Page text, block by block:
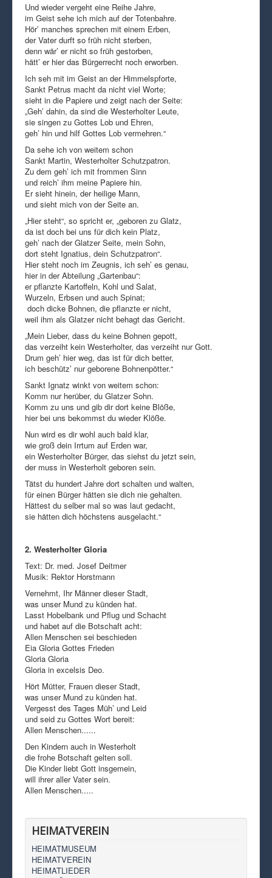
Und wieder vergeht eine Reihe Jahre,
im Geist sehe ich mich auf der Totenbahre.
Hör’ manches sprechen mit einem Erben,
der Vater durft so früh nicht sterben,
denn wär’ er nicht so früh gestorben,
hätt’ er hier das Bürgerrecht noch erworben.
Ich seh mit im Geist an der Himmelspforte,
Sankt Petrus macht da nicht viel Worte;
sieht in die Papiere und zeigt nach der Seite:
„Geh’ dahin, da sind die Westerholter Leute,
sie singen zu Gottes Lob und Ehren,
geh’ hin und hilf Gottes Lob vermehren.“
Da sehe ich von weitem schon
Sankt Martin, Westerholter Schutzpatron.
Zu dem geh’ ich mit frommen Sinn
und reich’ ihm meine Papiere hin.
Er sieht hinein, der heilige Mann,
und sieht mich von der Seite an.
„Hier steht“, so spricht er, „geboren zu Glatz,
da ist doch bei uns für dich kein Platz,
geh’ nach der Glatzer Seite, mein Sohn,
dort steht Ignatius, dein Schutzpatron“.
Hier steht noch im Zeugnis, ich seh’ es genau,
hier in der Abteilung „Gartenbau“:
er pflanzte Kartoffeln, Kohl und Salat,
Wurzeln, Erbsen und auch Spinat;
doch dicke Bohnen, die pflanzte er nicht,
weil ihm als Glatzer nicht behagt das Gericht.
„Mein Lieber, dass du keine Bohnen gepott,
das verzeiht kein Westerholter, das verzeiht nur Gott.
Drum geh’ hier weg, das ist für dich better,
ich beschütz’ nur geborene Bohnenpötter.“
Sankt Ignatz winkt von weitem schon:
Komm nur herüber, du Glatzer Sohn.
Komm zu uns und gib dir dort keine Blöße,
hier bei uns bekommst du wieder Klöße.
Nun wird es dir wohl auch bald klar,
wie groß dein Irrtum auf Erden war,
ein Westerholter Bürger, das siehst du jetzt sein,
der muss in Westerholt geboren sein.
Tätst du hundert Jahre dort schalten und walten,
für einen Bürger hätten sie dich nie gehalten.
Hättest du selber mal so was laut gedacht,
sie hätten dich höchstens ausgelacht.“
2. Westerholter Gloria
Text: Dr. med. Josef Deitmer
Musik: Rektor Horstmann
Vernehmt, Ihr Männer dieser Stadt,
was unser Mund zu künden hat.
Lasst Hobelbank und Pflug und Schacht
und habet auf die Botschaft acht:
Allen Menschen sei beschieden
Eia Gloria Gottes Frieden
Gloria Gloria
Gloria in excelsis Deo.
Hört Mütter, Frauen dieser Stadt,
was unser Mund zu künden hat.
Vergesst des Tages Müh’ und Leid
und seid zu Gottes Wort bereit:
Allen Menschen......
Den Kindern auch in Westerholt
die frohe Botschaft gelten soll.
Die Kinder liebt Gott insgemein,
will ihrer aller Vater sein.
Allen Menschen.....
HEIMATVEREIN
HEIMATMUSEUM
HEIMATVEREIN
HEIMATLIEDER